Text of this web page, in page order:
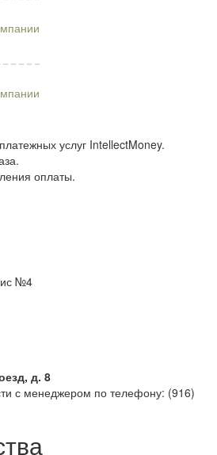
услуг IntellectMoney.
оплаты.
№4
д. 8
с менеджером по телефону: (916)